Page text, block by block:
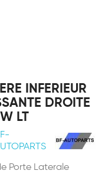
INFERIEUR
DROITE
LT
Porte Laterale